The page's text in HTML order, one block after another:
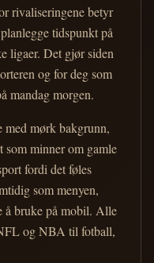
rivaliseringene betyr
tidspunkt på
ligaer. Det gjør siden
og for deg som
mandag morgen.
med mørk bakgrunn,
som minner om gamle
fordi det føles
som menyen,
å bruke på mobil. Alle
og NBA til fotball,